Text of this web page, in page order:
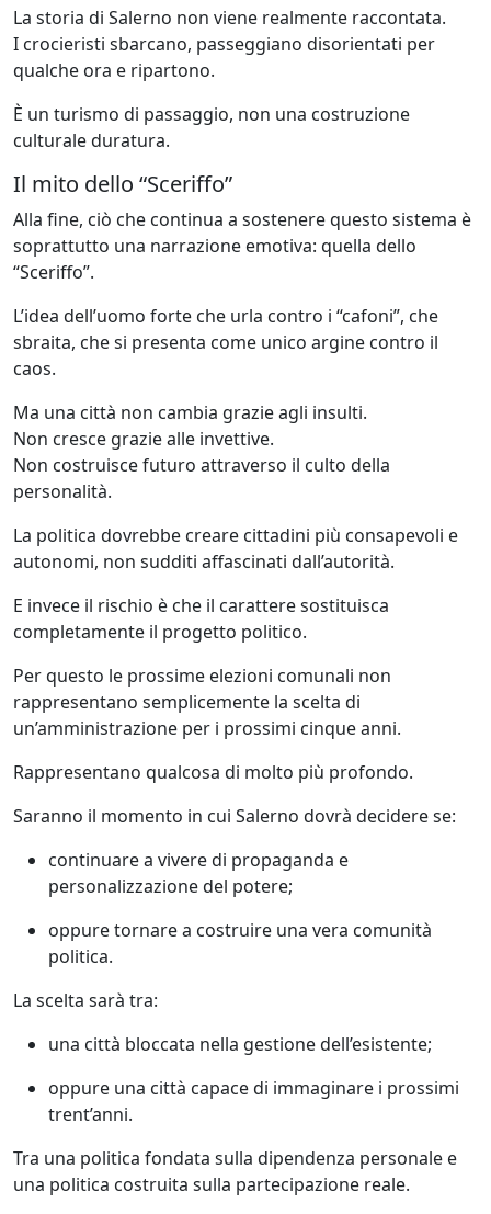
La storia di Salerno non viene realmente raccontata.
I crocieristi sbarcano, passeggiano disorientati per
qualche ora e ripartono.
È un turismo di passaggio, non una costruzione
culturale duratura.
Il mito dello “Sceriffo”
Alla fine, ciò che continua a sostenere questo sistema è
soprattutto una narrazione emotiva: quella dello
“Sceriffo”.
L’idea dell’uomo forte che urla contro i “cafoni”, che
sbraita, che si presenta come unico argine contro il
caos.
Ma una città non cambia grazie agli insulti.
Non cresce grazie alle invettive.
Non costruisce futuro attraverso il culto della
personalità.
La politica dovrebbe creare cittadini più consapevoli e
autonomi, non sudditi affascinati dall’autorità.
E invece il rischio è che il carattere sostituisca
completamente il progetto politico.
Per questo le prossime elezioni comunali non
rappresentano semplicemente la scelta di
un’amministrazione per i prossimi cinque anni.
Rappresentano qualcosa di molto più profondo.
Saranno il momento in cui Salerno dovrà decidere se:
continuare a vivere di propaganda e
personalizzazione del potere;
oppure tornare a costruire una vera comunità
politica.
La scelta sarà tra:
una città bloccata nella gestione dell’esistente;
oppure una città capace di immaginare i prossimi
trent’anni.
Tra una politica fondata sulla dipendenza personale e
una politica costruita sulla partecipazione reale.